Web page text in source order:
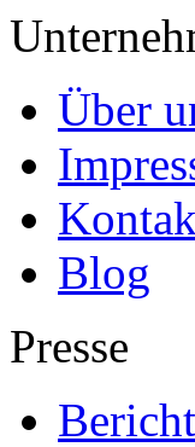
Über
Blog
Presse